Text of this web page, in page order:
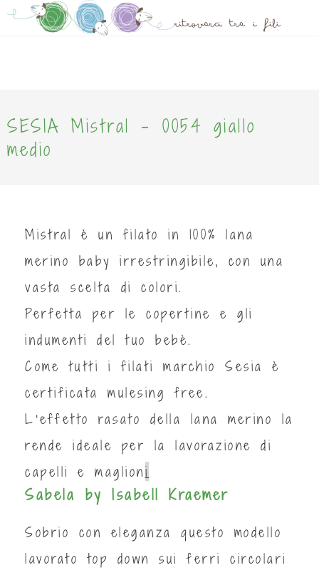
SESIA Mistral - 0054 giallo
medio
Mistral è un filato in 100% lana
merino baby irrestringibile, con una
vasta scelta di colori.
Perfetta per le copertine e gli
indumenti del tuo bebè.
Come tutti i filati marchio Sesia è
certificata mulesing free.
L'effetto rasato della lana merino la
rende ideale per la lavorazione di
capelli e maglioni
Sabela by Isabell Kraemer
Sobrio con eleganza questo modello
lavorato top down sui ferri circolari